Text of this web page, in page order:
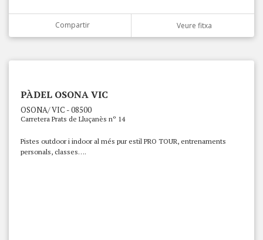
Compartir Veure fitxa
PÀDEL OSONA VIC
OSONA/ VIC - 08500
Carretera Prats de Lluçanès nº 14
Pistes outdoor i indoor al més pur estil PRO TOUR, entrenaments
personals, classes….